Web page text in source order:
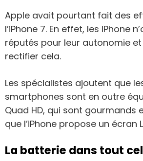
Apple avait pourtant fait des
l’iPhone 7. En effet, les iPhone
réputés pour leur autonomie
rectifier cela.
Les spécialistes ajoutent que
smartphones sont en outre
Quad HD, qui sont gourmands
que l’iPhone propose un écran
La batterie dans tout